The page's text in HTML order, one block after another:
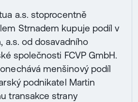
a.s. stoprocentně
Strnadem kupuje podíl v
a.s. od dosavadního
společnosti FCVP GmbH.
menšinový podíl
podnikatel Martin
transakce strany